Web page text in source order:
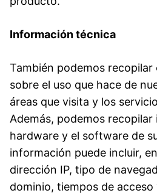
Información técnica
También podemos
sobre el uso que hace de
áreas que visita y los
Además, podemos
hardware y el software de
información puede incluir,
dirección IP, tipo de
dominio, tiempos de